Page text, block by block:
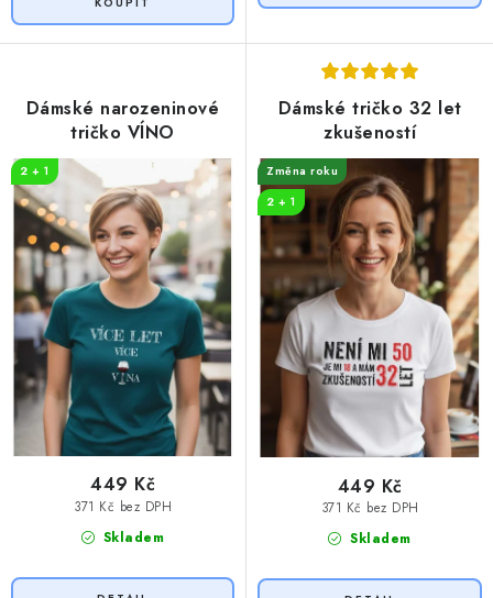
Dámské narozeninové
tričko VÍNO
2 + 1
Skladem
371 Kč bez DPH
449 Kč
Dámské tričko 32 let
zkušeností
Změna roku
2 + 1
Skladem
371 Kč bez DPH
449 Kč